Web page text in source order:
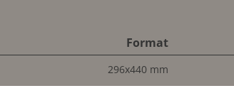
Format
296x440 mm
146x440 mm